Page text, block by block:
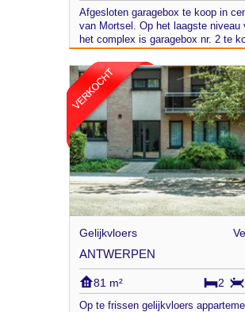
Afgesloten garagebox te koop in
van Mortsel. Op het laagste niveau
het complex is garagebox nr. 2 te
Gelijkvloers
ANTWERPEN
81 m² 2
Op te frissen gelijkvloers